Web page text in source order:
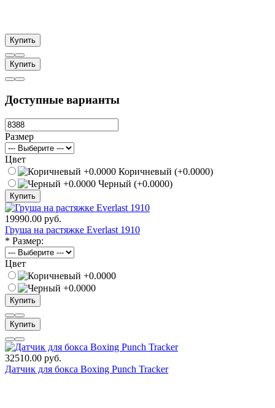
Купить
Купить
Доступные варианты
Размер
Цвет
Коричневый (+0.0000)
Черный (+0.0000)
Купить
19990.00 руб.
Груша на растяжке Everlast 1910
* Размер:
Цвет
Купить
Купить
32510.00 руб.
Датчик для бокса Boxing Punch Tracker